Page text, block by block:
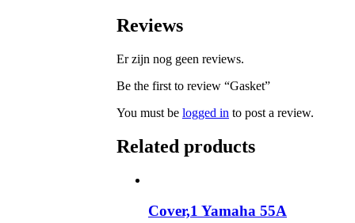
Reviews
Er zijn nog geen reviews.
Be the first to review “Gasket”
You must be logged in to post a review.
Related products
Cover,1 Yamaha 55A